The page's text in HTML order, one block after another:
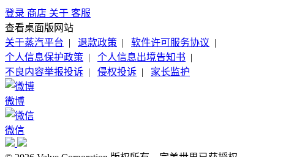
登录 商店 关于 客服
查看桌面版网站
关于蒸汽平台 | 退款政策 | 软件许可服务协议 |
个人信息保护政策 | 个人信息出境告知书 |
不良内容举报投诉 | 侵权投诉 | 家长监护
微博
微信